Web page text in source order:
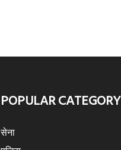
POPULAR CATEGORY
सेना